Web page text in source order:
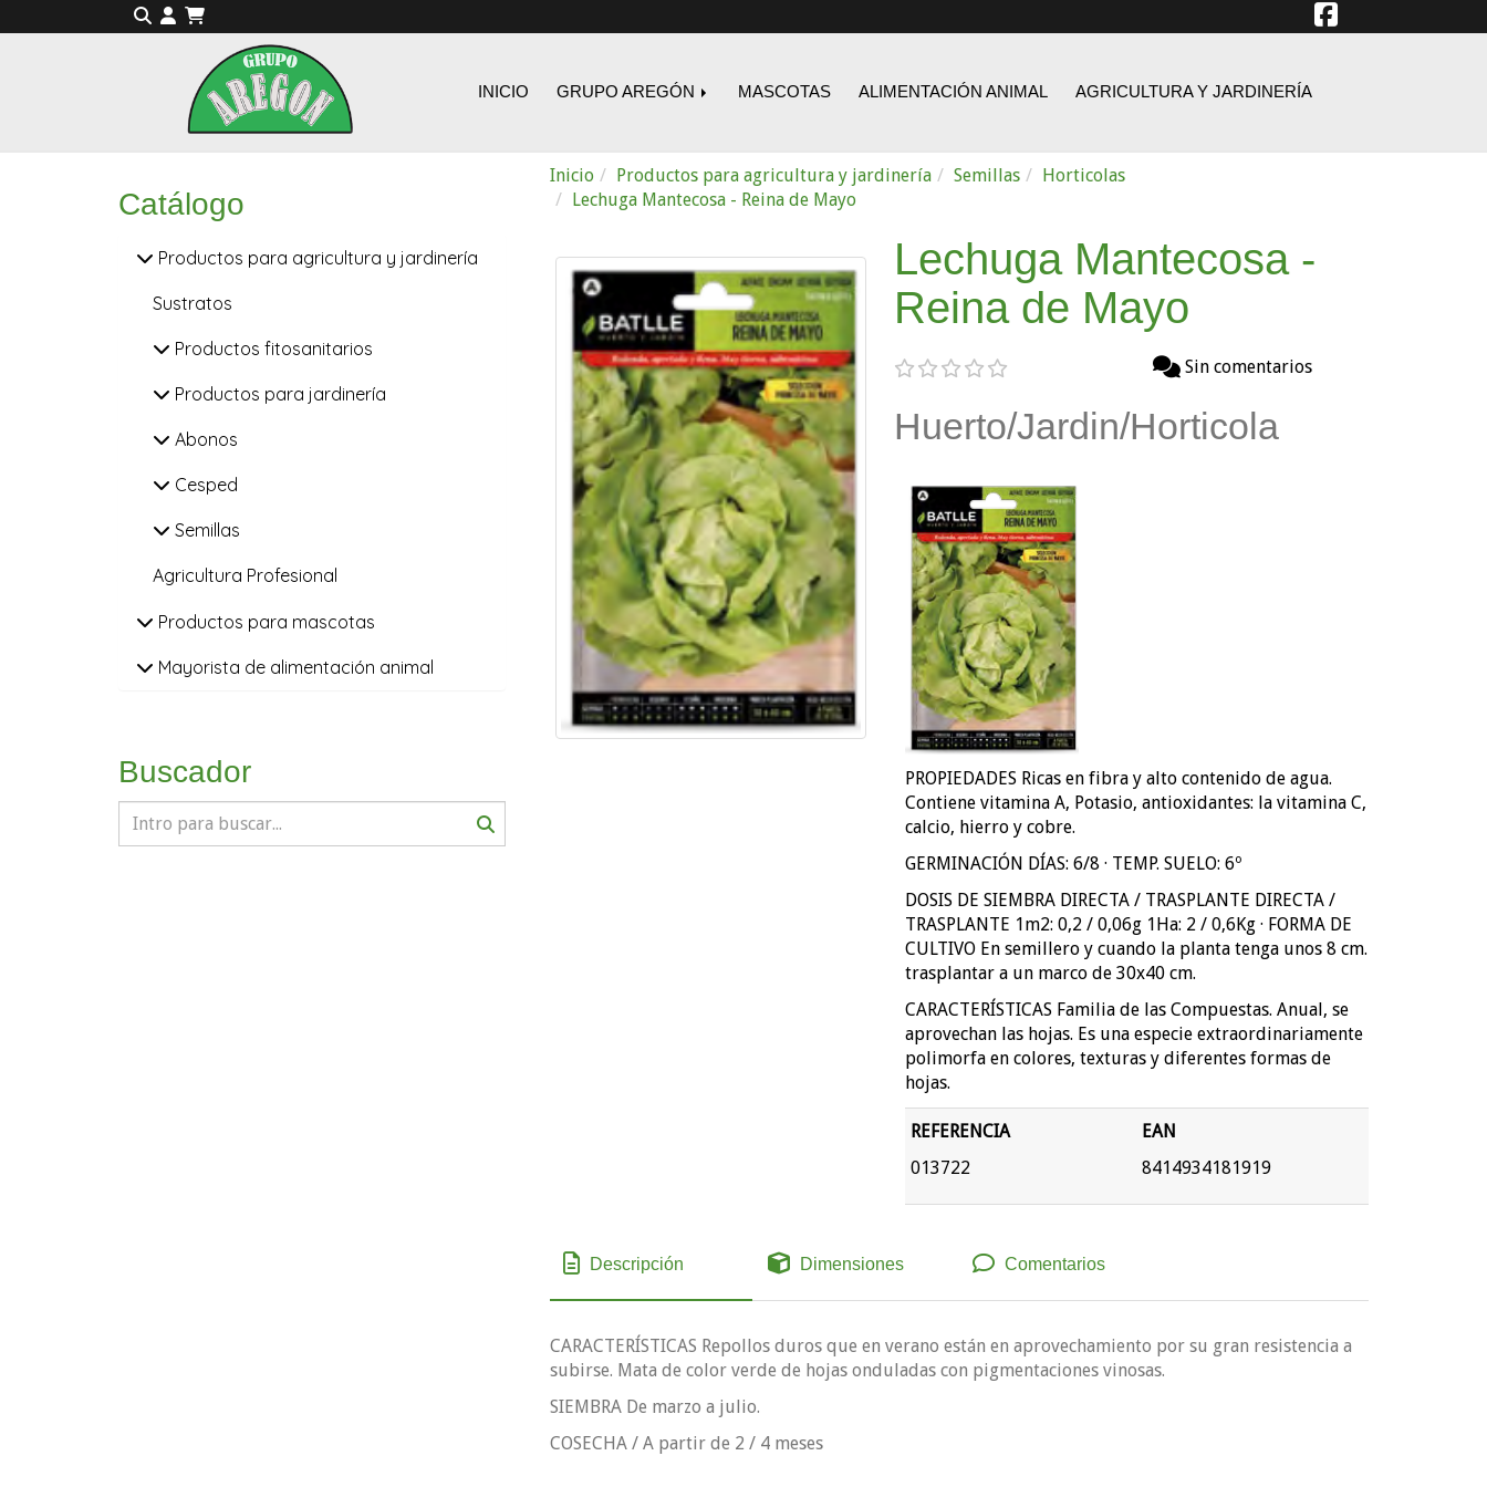
INICIO GRUPO AREGÓN MASCOTAS ALIMENTACIÓN ANIMAL AGRICULTURA Y JARDINERÍA
Inicio Productos para agricultura y jardinería Semillas
Horticolas
Lechuga Mantecosa - Reina de Mayo
Lechuga Mantecosa -
Reina de Mayo
Sin comentarios
Huerto/Jardin/Horticola
PROPIEDADES Ricas en fibra y alto contenido de agua.
Contiene vitamina A, Potasio, antioxidantes: la vitamina C,
calcio, hierro y cobre.
GERMINACIÓN DÍAS: 6/8 · TEMP. SUELO: 6º
DOSIS DE SIEMBRA DIRECTA / TRASPLANTE DIRECTA /
TRASPLANTE 1m2: 0,2 / 0,06g 1Ha: 2 / 0,6Kg · FORMA DE
CULTIVO En semillero y cuando la planta tenga unos 8 cm.
trasplantar a un marco de 30x40 cm.
CARACTERÍSTICAS Familia de las Compuestas. Anual, se
aprovechan las hojas. Es una especie extraordinariamente
polimorfa en colores, texturas y diferentes formas de
hojas.
REFERENCIA
013722
EAN
8414934181919
Descripción Dimensiones Comentarios
CARACTERÍSTICAS Repollos duros que en verano están en aprovechamiento por su gran resistencia a
subirse. Mata de color verde de hojas onduladas con pigmentaciones vinosas.
SIEMBRA De marzo a julio.
COSECHA / A partir de 2 / 4 meses
Catálogo
Productos para agricultura y jardinería
Sustratos
Productos fitosanitarios
Productos para jardinería
Abonos
Cesped
Semillas
Agricultura Profesional
Productos para mascotas
Mayorista de alimentación animal
Buscador